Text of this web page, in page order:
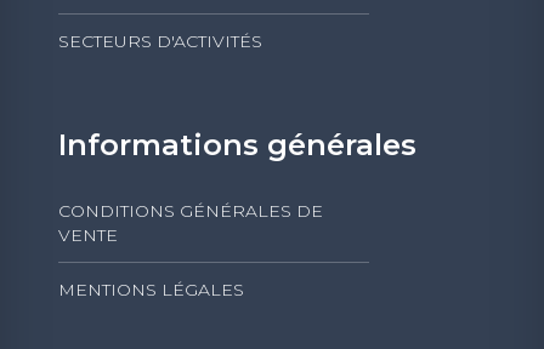
SECTEURS D'ACTIVITÉS
Informations générales
CONDITIONS GÉNÉRALES DE
VENTE
MENTIONS LÉGALES